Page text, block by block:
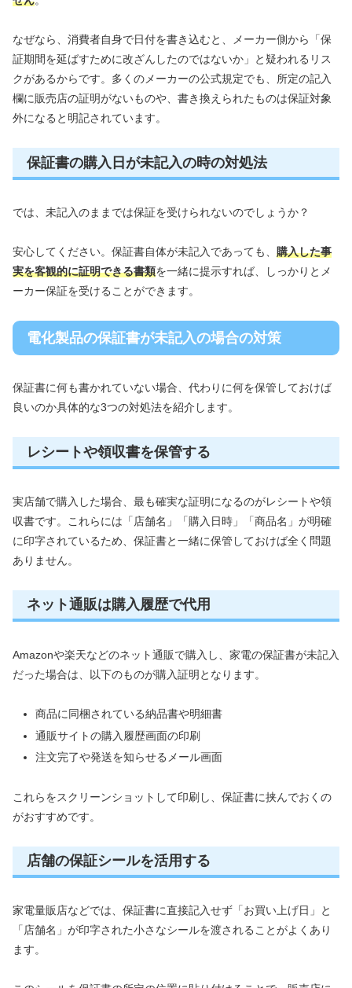
なぜなら、消費者自身で日付を書き込むと、メーカー側から「保
証期間を延ばすために改ざんしたのではないか」と疑われるリス
クがあるからです。多くのメーカーの公式規定でも、所定の記入
欄に販売店の証明がないものや、書き換えられたものは保証対象
外になると明記されています。
保証書の購入日が未記入の時の対処法
では、未記入のままでは保証を受けられないのでしょうか？
安心してください。保証書自体が未記入であっても、 購入した事
実を客観的に証明できる書類を一緒に提示すれば、しっかりとメ
ーカー保証を受けることができます。
電化製品の保証書が未記入の場合の対策
保証書に何も書かれていない場合、代わりに何を保管しておけば
良いのか具体的な3つの対処法を紹介します。
レシートや領収書を保管する
実店舗で購入した場合、最も確実な証明になるのがレシートや領
収書です。これらには「店舗名」「購入日時」「商品名」が明確
に印字されているため、保証書と一緒に保管しておけば全く問題
ありません。
ネット通販は購入履歴で代用
Amazonや楽天などのネット通販で購入し、家電の保証書が未記入
だった場合は、以下のものが購入証明となります。
商品に同梱されている納品書や明細書
通販サイトの購入履歴画面の印刷
注文完了や発送を知らせるメール画面
これらをスクリーンショットして印刷し、保証書に挟んでおくの
がおすすめです。
店舗の保証シールを活用する
家電量販店などでは、保証書に直接記入せず「お買い上げ日」と
「店舗名」が印字された小さなシールを渡されることがよくあり
ます。